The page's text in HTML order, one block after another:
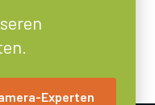
Experten